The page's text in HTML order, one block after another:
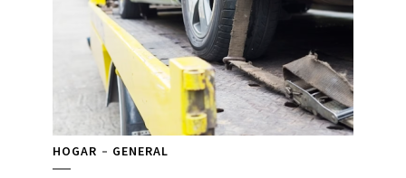
HOGAR GENERAL